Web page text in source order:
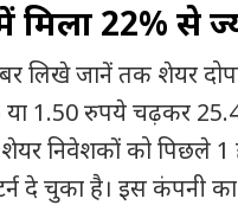
22% से
लिखे जानें तक शेयर
1.50 रुपये चढ़कर
शेयर निवेशकों को पिछले
दे चुका है। इस कंपनी का